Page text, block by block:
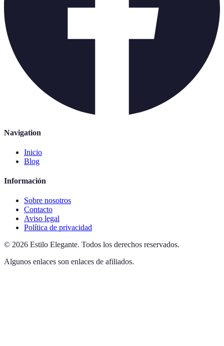
Navigation
Inicio
Blog
Información
Sobre nosotros
Contacto
Aviso legal
Política de privacidad
© 2026 Estilo Elegante. Todos los derechos reservados.
Algunos enlaces son enlaces de afiliados.